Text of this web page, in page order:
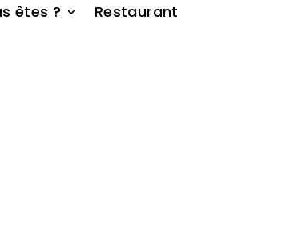
êtes ? Restaurant